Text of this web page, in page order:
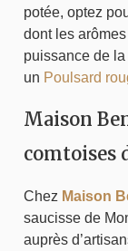
potée, optez
dont les
puissance de
un Poulsard
Maison
comtoises
Chez Maison
saucisse de
auprès